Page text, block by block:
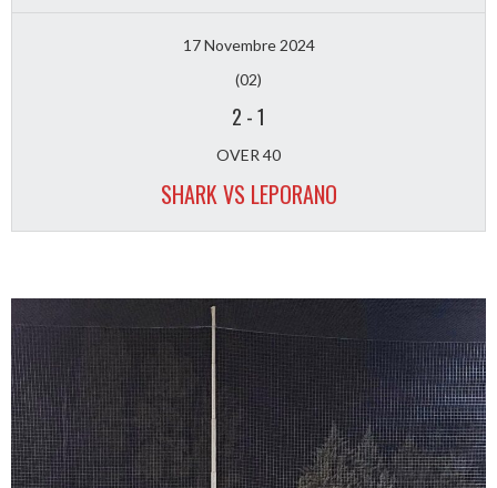
17 Novembre 2024
(02)
2 -1
OVER 40
SHARK VS LEPORANO